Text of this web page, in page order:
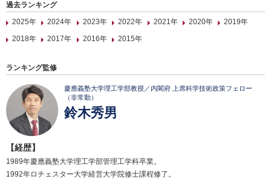
過去ランキング
2025年
2024年 2023年 2022年 2021年 2020年
2019年
2018年
2017年 2016年 2015年
ランキング監修
慶應義塾大学理工学部教授／内閣府 上席科学技術政策フェロー
（非常勤）
鈴木秀男
【経歴】
1989年慶應義塾大学理工学部管理工学科卒業。
1992年ロチェスター大学経営大学院修士課程修了。